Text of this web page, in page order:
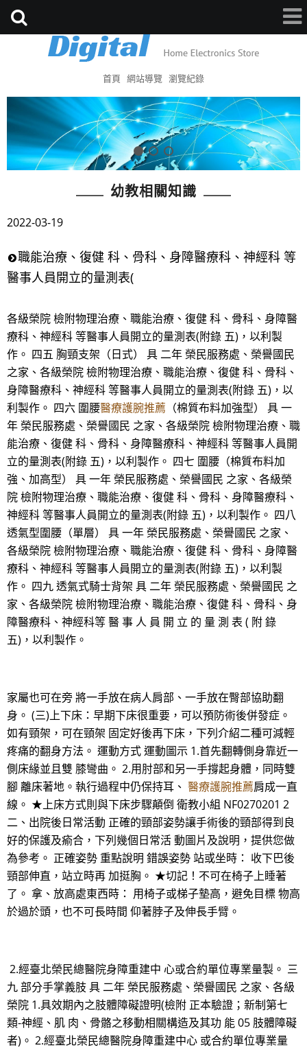
首頁 網站導覽 瀏覽紀錄
幼教相關知識
2022-03-19
職能治療、復健 科、骨科、身障醫療科、神經科 等
醫事人員開立的量測表(
各級榮院 檢附物理治療、職能治療、復健 科、骨科、身障醫
療科、神經科 等醫事人員開立的量測表(附錄 五)，以利製
作。 四五 胸頸支架（日式） 具 二年 榮民服務處、榮譽國民
之家、各級榮院 檢附物理治療、職能治療、復健 科、骨科、
身障醫療科、神經科 等醫事人員開立的量測表(附錄 五)，以
利製作。 四六 圍腰醫療護腕推薦 （棉質布料加強型） 具 一
年 榮民服務處、榮譽國民 之家、各級榮院 檢附物理治療、職
能治療、復健 科、骨科、身障醫療科、神經科 等醫事人員開
立的量測表(附錄 五)，以利製作。 四七 圍腰（棉質布料加
強、加高型） 具 一年 榮民服務處、榮譽國民 之家、各級榮
院 檢附物理治療、職能治療、復健 科、骨科、身障醫療科、
神經科 等醫事人員開立的量測表(附錄 五)，以利製作。 四八
透氣型圍腰（單層） 具 一年 榮民服務處、榮譽國民 之家、
各級榮院 檢附物理治療、職能治療、復健 科、骨科、身障醫
療科、神經科 等醫事人員開立的量測表(附錄 五)，以利製
作。 四九 透氣式騎士背架 具 二年 榮民服務處、榮譽國民 之
家、各級榮院 檢附物理治療、職能治療、復健 科、骨科、身
障醫療科、神經科等 醫 事 人 員 開 立 的 量 測 表 ( 附 錄
五)，以利製作。
家屬也可在旁 將一手放在病人肩部、一手放在臀部協助翻
身。 (三)上下床：早期下床很重要，可以預防術後併發症。
如有頸架，可在頸架 固定好後再下床，下列介紹二種可減輕
疼痛的翻身方法。 運動方式 運動圖示 1.首先翻轉側身靠近一
側床緣並且雙 膝彎曲。 2.用肘部和另一手撐起身體，同時雙
腳 離床著地。執行過程中仍保持耳、 醫療護腕推薦肩成一直
線。 ★上床方式則與下床步驟顛倒 衛教小組 NF0270201 2
二、出院後日常活動 正確的頸部姿勢讓手術後的頸部得到良
好的保護及瘉合，下列幾個日常活 動圖片及說明，提供您做
為參考。 正確姿勢 重點說明 錯誤姿勢 站或坐時： 收下巴後
頸部伸直，站立時再 加挺胸。 ★切記！不可在椅子上睡著
了。 拿、放高處東西時： 用椅子或梯子墊高，避免目標 物高
於過於頭，也不可長時間 仰著脖子及伸長手臂。
2.經臺北榮民總醫院身障重建中 心或合約單位專業量製。 三
九 部分手掌義肢 具 二年 榮民服務處、榮譽國民 之家、各級
榮院 1.具效期內之肢體障礙證明(檢附 正本驗證；新制第七
類-神經、肌 肉、骨骼之移動相關構造及其功 能 05 肢體障礙
者)。 2.經臺北榮民總醫院身障重建中心 或合約單位專業量